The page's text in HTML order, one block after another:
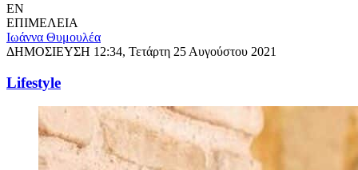
EN
ΕΠΙΜΕΛΕΙΑ
Ιωάννα Θυμουλέα
ΔΗΜΟΣΙΕΥΣΗ 12:34, Τετάρτη 25 Αυγούστου 2021
Lifestyle